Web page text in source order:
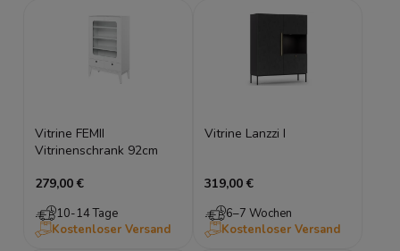
Vitrine FEMII
Vitrinenschrank 92cm
279,00 €
10-14 Tage
Kostenloser Versand
Vitrine Lanzzi I
319,00 €
6–7 Wochen
Kostenloser Versand